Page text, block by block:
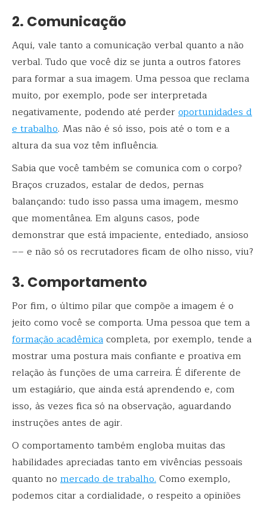
2. Comunicação
Aqui, vale tanto a comunicação verbal quanto a não
verbal. Tudo que você diz se junta a outros fatores
para formar a sua imagem. Uma pessoa que reclama
muito, por exemplo, pode ser interpretada
negativamente, podendo até perderoportunidades d
e trabalho. Mas não é só isso, pois até o tom e a
altura da sua voz têm influência.
Sabia que você também se comunica com o corpo?
Braços cruzados, estalar de dedos, pernas
balançando: tudo isso passa uma imagem, mesmo
que momentânea. Em alguns casos, pode
demonstrar que está impaciente, entediado, ansioso
–– e não só os recrutadores ficam de olho nisso, viu?
3. Comportamento
Por fim, o último pilar que compõe a imagem é o
jeito como você se comporta. Uma pessoa que tem a
formação acadêmicacompleta, por exemplo, tende a
mostrar uma postura mais confiante e proativa em
relação às funções de uma carreira. É diferente de
um estagiário, que ainda está aprendendo e, com
isso, às vezes fica só na observação, aguardando
instruções antes de agir.
O comportamento também engloba muitas das
habilidades apreciadas tanto em vivências pessoais
quanto no mercado de trabalho.Como exemplo,
podemos citar a cordialidade, o respeito a opiniões